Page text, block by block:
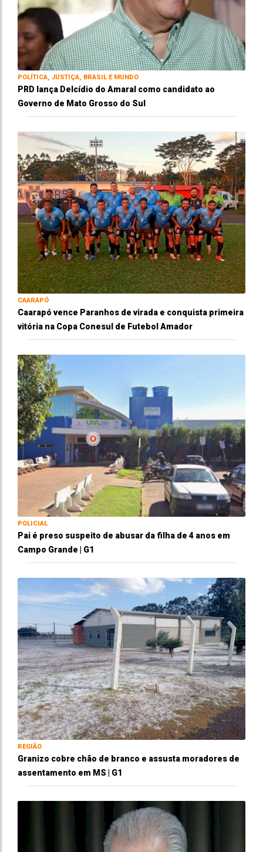
POLÍTICA, JUSTIÇA, BRASIL E MUNDO
PRD lança Delcídio do Amaral como candidato ao
Governo de Mato Grosso do Sul
CAARAPÓ
Caarapó vence Paranhos de virada e conquista primeira
vitória na Copa Conesul de Futebol Amador
POLICIAL
Pai é preso suspeito de abusar da filha de 4 anos em
Campo Grande | G1
REGIÃO
Granizo cobre chão de branco e assusta moradores de
assentamento em MS | G1